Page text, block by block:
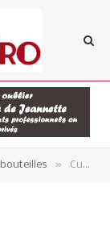
» Cuvée Vieilles Vignes 2007 du Château de la Tuilerie en costières de Nîmes